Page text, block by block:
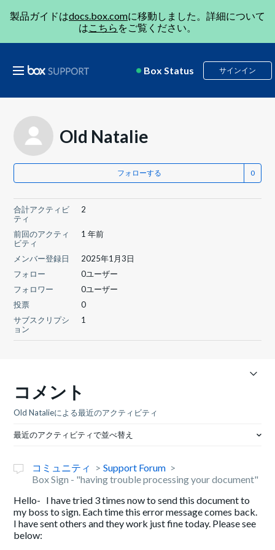
製品ガイドはdocs.box.comに移動しました。詳細について
はこちら をご覧ください。
Box Status サインイン
Old Natalie
フォローする
合計アクティビ
ティ
2
前回のアクティ
ビティ
1 年前
メンバー登録日
2025年1月3日
フォロー
0ユーザー
フォロワー
0ユーザー
投票
0
サブスクリプシ
ョン
1
コメント
Old Natalieによる最近のアクティビティ
最近のアクティビティで並べ替え
コミュニティ
Support Forum
Box Sign - "having trouble processing your document"
Hello- I have tried 3 times now to send this document to
my boss to sign. Each time this error message comes back.
I have sent others and they work just fine today. Please see
below: